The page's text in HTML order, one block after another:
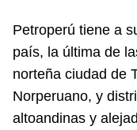
Petroperú tiene a
país, la última de
norteña ciudad de
Norperuano, y
altoandinas y